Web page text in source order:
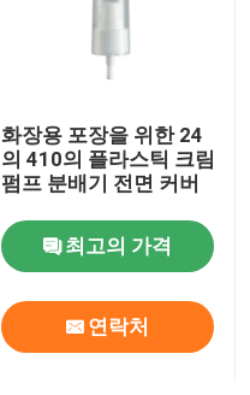
화장용 포장을 위한 24
의 410의 플라스틱 크림
펌프 분배기 전면 커버
최고의 가격
연락처